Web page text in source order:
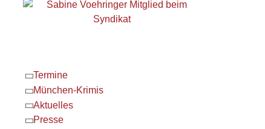
Termine
München-Krimis
Aktuelles
Presse